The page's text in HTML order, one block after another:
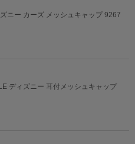
ニー カーズ メッシュキャップ 9267
ディズニー 耳付メッシュキャップ